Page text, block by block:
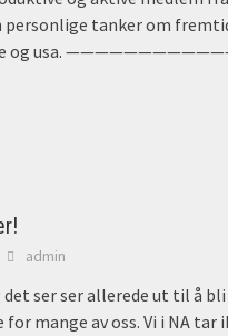
personlige tanker om
og usa.
admin
det ser ser allerede ut til å
mange av oss. Vi i NA